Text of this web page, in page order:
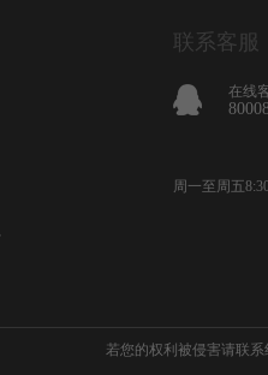
联系客服
在线
周一至周五
若您的权利被侵害请联系